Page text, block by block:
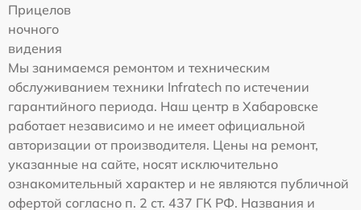
Прицелов
ночного
видения
Мы занимаемся ремонтом и техническим
обслуживанием техники Infratech по истечении
гарантийного периода. Наш центр в Хабаровске
работает независимо и не имеет официальной
авторизации от производителя. Цены на ремонт,
указанные на сайте, носят исключительно
ознакомительный характер и не являются публичной
офертой согласно п. 2 ст. 437 ГК РФ. Названия и